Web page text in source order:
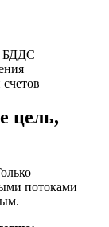
БДДС
цель,
потоками